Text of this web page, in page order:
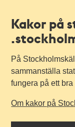
Kakor på
På
sammanställa
fungera på ett bra
Om kakor på